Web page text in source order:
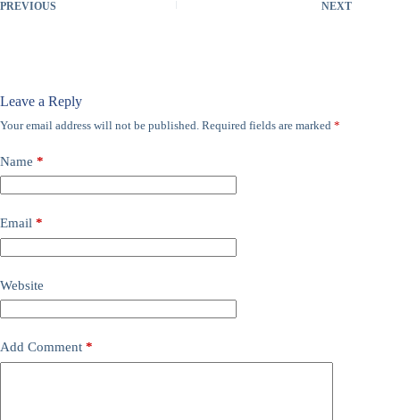
PREVIOUS NEXT
Leave a Reply
Your email address will not be published. Required fields are marked *
Name *
Email *
Website
Add Comment *